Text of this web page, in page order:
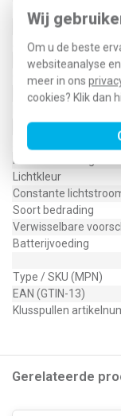
Wij
Om u de beste
websiteanalyse
meer in ons
cookies? Klik dan
Diameter
Koppelbaar
Aantal polen
Lamptype
Geschikt voor
Nom. spanning
Met lichtbron
Aantal lichtpunten
Met stroombrug
Lichtkleur
Constante
Soort bedrading
Verwisselbare
Batterijvoeding
Type / SKU (MPN)
EAN (GTIN-13)
Klusspullen
Gerelateerde